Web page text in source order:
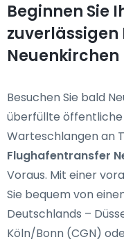
Beginnen Sie
Neuenkirchen
Besuchen Sie bald
überfüllte
Warteschlangen an
Flughafentransfer
Voraus. Mit einer
Sie bequem von
Deutschlands –
Köln/Bonn (CGN)